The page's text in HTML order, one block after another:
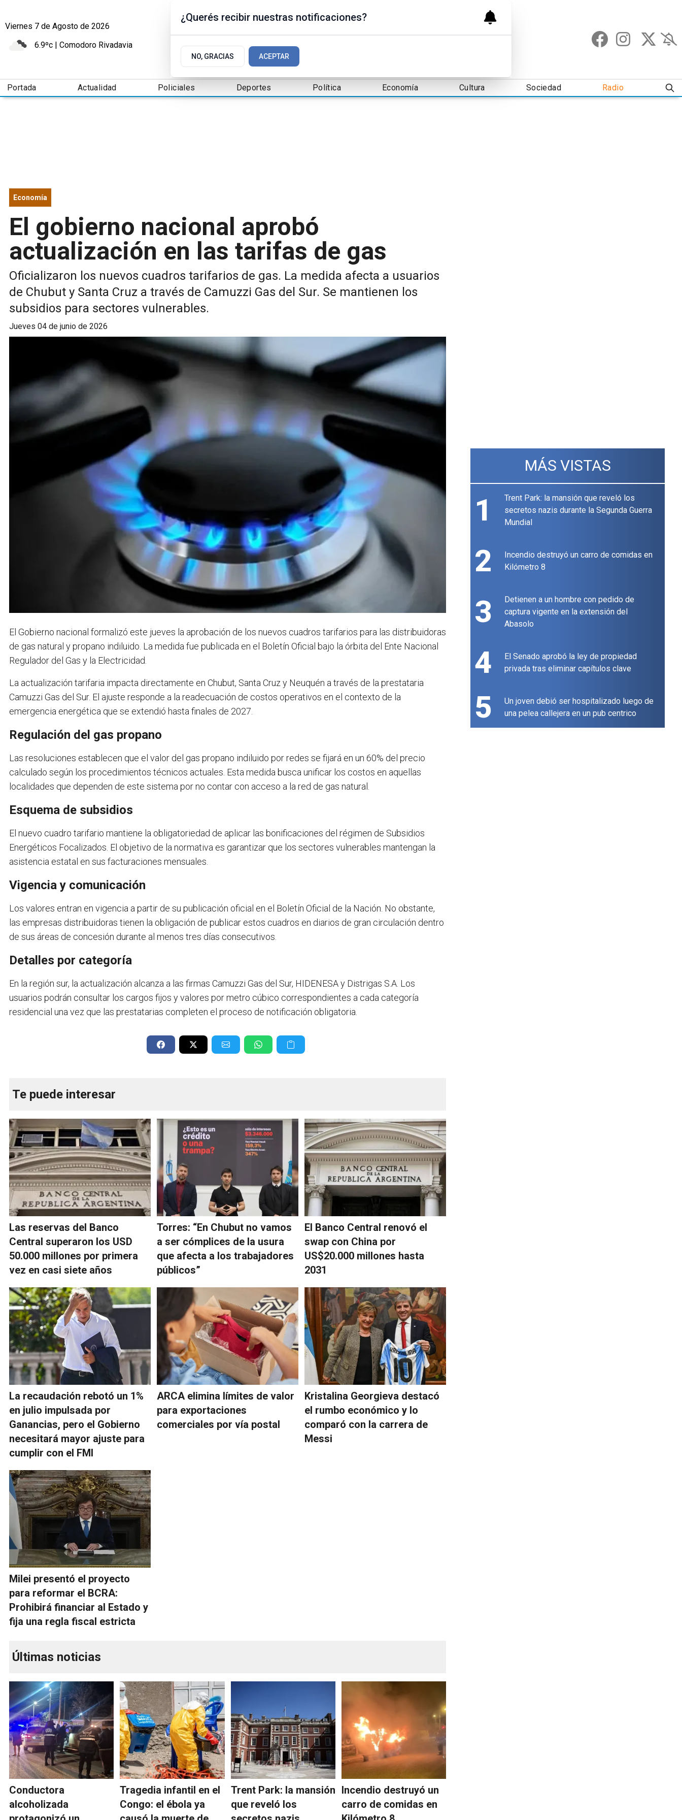
Viernes 7 de Agosto de 2026
6.9ºc | Comodoro Rivadavia
Portada Actualidad Policiales Deportes Política Economía Cultura Sociedad Radio
Economía
El gobierno nacional aprobó
actualización en las tarifas de gas
Oficializaron los nuevos cuadros tarifarios de gas. La medida afecta a usuarios
de Chubut y Santa Cruz a través de Camuzzi Gas del Sur. Se mantienen los
subsidios para sectores vulnerables.
jueves 04 de junio de 2026
El Gobierno nacional formalizó este jueves la aprobación de los nuevos cuadros tarifarios para las distribuidoras
de gas natural y propano indiluido. La medida fue publicada en el Boletín Oficial bajo la órbita del Ente Nacional
Regulador del Gas y la Electricidad.
La actualización tarifaria impacta directamente en Chubut, Santa Cruz y Neuquén a través de la prestataria
Camuzzi Gas del Sur. El ajuste responde a la readecuación de costos operativos en el contexto de la
emergencia energética que se extendió hasta finales de 2027.
Regulación del gas propano
Las resoluciones establecen que el valor del gas propano indiluido por redes se fijará en un 60% del precio
calculado según los procedimientos técnicos actuales. Esta medida busca unificar los costos en aquellas
localidades que dependen de este sistema por no contar con acceso a la red de gas natural.
Esquema de subsidios
El nuevo cuadro tarifario mantiene la obligatoriedad de aplicar las bonificaciones del régimen de Subsidios
Energéticos Focalizados. El objetivo de la normativa es garantizar que los sectores vulnerables mantengan la
asistencia estatal en sus facturaciones mensuales.
Vigencia y comunicación
Los valores entran en vigencia a partir de su publicación oficial en el Boletín Oficial de la Nación. No obstante,
las empresas distribuidoras tienen la obligación de publicar estos cuadros en diarios de gran circulación dentro
de sus áreas de concesión durante al menos tres días consecutivos.
Detalles por categoría
En la región sur, la actualización alcanza a las firmas Camuzzi Gas del Sur, HIDENESA y Distrigas S.A. Los
usuarios podrán consultar los cargos fijos y valores por metro cúbico correspondientes a cada categoría
residencial una vez que las prestatarias completen el proceso de notificación obligatoria.
Te puede interesar
Las reservas del Banco
Central superaron los USD
50.000 millones por primera
vez en casi siete años
Torres: “En Chubut no vamos
a ser cómplices de la usura
que afecta a los trabajadores
públicos”
El Banco Central renovó el
swap con China por
US$20.000 millones hasta
2031
La recaudación rebotó un 1%
en julio impulsada por
Ganancias, pero el Gobierno
necesitará mayor ajuste para
cumplir con el FMI
ARCA elimina límites de valor
para exportaciones
comerciales por vía postal
Kristalina Georgieva destacó
el rumbo económico y lo
comparó con la carrera de
Messi
Milei presentó el proyecto
para reformar el BCRA:
Prohibirá financiar al Estado y
fija una regla fiscal estricta
Últimas noticias
Conductora
alcoholizada
Tragedia infantil en el
Congo: el ébola ya
Trent Park: la mansión
que reveló los
Incendio destruyó un
carro de comidas en
MÁS VISTAS
1
Trent Park: la mansión que reveló los
secretos nazis durante la Segunda Guerra
Mundial
2
Incendio destruyó un carro de comidas en
Kilómetro 8
3
Detienen a un hombre con pedido de
captura vigente en la extensión del
Abasolo
4
El Senado aprobó la ley de propiedad
privada tras eliminar capítulos clave
5
Un joven debió ser hospitalizado luego de
una pelea callejera en un pub centrico
¿Querés recibir nuestras notificaciones?
NO, GRACIAS ACEPTAR